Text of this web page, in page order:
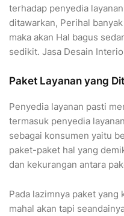
terhadap penyedia
ditawarkan, Perihal
maka akan Hal bagus
sedikit. Jasa Desain
Paket Layanan yang
Penyedia layanan pasti
termasuk penyedia
sebagai konsumen yaitu
paket-paket hal yang
dan kekurangan antara
Pada lazimnya paket
mahal akan tapi